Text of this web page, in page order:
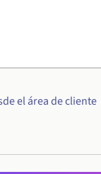
el área de cliente